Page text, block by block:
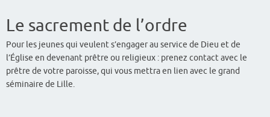
Le sacrement de l’ordre
Pour les jeunes qui veulent s’engager au service de Dieu et de
l’Église en devenant prêtre ou religieux : prenez contact avec le
prêtre de votre paroisse, qui vous mettra en lien avec le grand
séminaire de Lille.